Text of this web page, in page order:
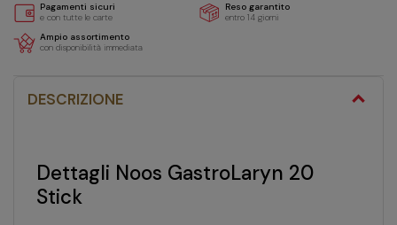
Pagamenti sicuri
e con tutte le carte
Reso garantito
entro 14 giorni
Ampio assortimento
con disponibilità immediata
DESCRIZIONE
Dettagli Noos GastroLaryn 20
Stick